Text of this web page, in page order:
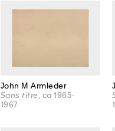
John M Armleder
Sans titre , ca 1965-
1967